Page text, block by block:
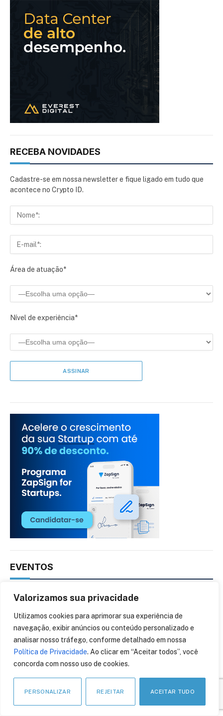
Valorizamos sua privacidade
Utilizamos cookies para aprimorar sua experiência de
navegação, exibir anúncios ou conteúdo personalizado e
analisar nosso tráfego, conforme detalhado em nossa
Política de Privacidade. Ao clicar em “Aceitar todos”, você
concorda com nosso uso de cookies.
PERSONALIZAR REJEITAR ACEITAR TUDO
RECEBA NOVIDADES
Cadastre-se em nossa newsletter e fique ligado em tudo que
acontece no Crypto ID.
Área de atuação*
Nível de experiência*
EVENTOS
AGOSTO, 2026
05
AGO
06